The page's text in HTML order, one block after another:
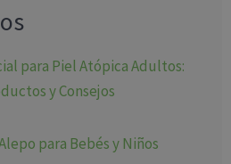
para Piel Atópica Adultos:
y Consejos
para Bebés y Niños